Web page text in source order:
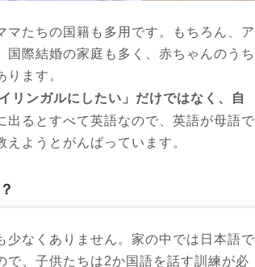
たちの国籍も多用です。もちろん、ア
国際結婚の家庭も多く、赤ちゃんのうち
ます。
リンガルにしたい」だけではなく、自
出るとすべて英語なので、英語が母語で
ようとがんばっています。
なくありません。家の中では日本語で
で、子供たちは2か国語を話す訓練が必